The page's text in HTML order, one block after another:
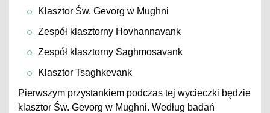
Klasztor Św. Gevorg w Mughni
Zespół klasztorny Hovhannavank
Zespół klasztorny Saghmosavank
Klasztor Tsaghkevank
Pierwszym przystankiem podczas tej wycieczki będzie
klasztor Św. Gevorg w Mughni. Według badań